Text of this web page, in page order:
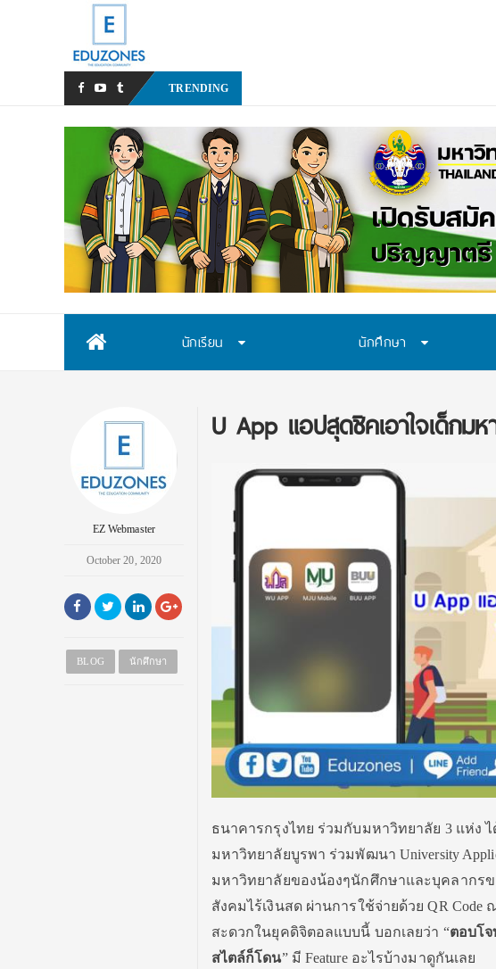
TRENDING
นักเรียน นักศึกษา
EZ Webmaster
October 20, 2020
BLOG นักศึกษา
U App แอปสุดชิคเอาใจเด็กม
ธนาคารกรุงไทย ร่วมกับมหาวิทยาลัย 3 แห่ง
มหาวิทยาลัยบูรพา ร่วมพัฒนา University
มหาวิทยาลัยของน้องๆนักศึกษาและบุคลากรข
สังคมไร้เงินสด ผ่านการใช้จ่ายด้วย QR
สะดวกในยุคดิจิตอลแบบนี้ บอกเลยว่า “ตอบโจ
สไตล์ก็โดน” มี Feature อะไรบ้างมาดูกันเลย